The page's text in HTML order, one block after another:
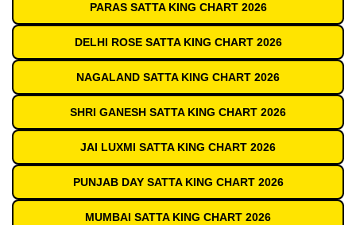
PARAS SATTA KING CHART 2026
DELHI ROSE SATTA KING CHART 2026
NAGALAND SATTA KING CHART 2026
SHRI GANESH SATTA KING CHART 2026
JAI LUXMI SATTA KING CHART 2026
PUNJAB DAY SATTA KING CHART 2026
MUMBAI SATTA KING CHART 2026